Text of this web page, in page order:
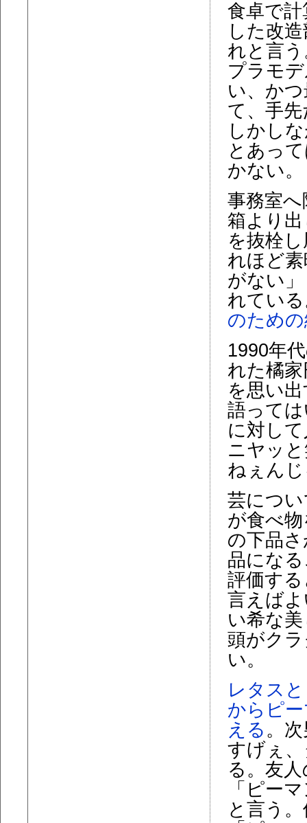
食卓で
した改
れと言
プラモ
い、か
て、手
しかし
とあっ
かない。
事務室
箱より
を抜栓
れほど
がない
れてい
のため
1990年
れた橘
を思い
語って
に対し
ニヤッ
ねぇん
芸につ
が食べ
の下品
品にな
評価す
言えば
い希な
頭がク
い。
レタス
からピ
える 。
すげぇ
る。友
「ピー
と言う